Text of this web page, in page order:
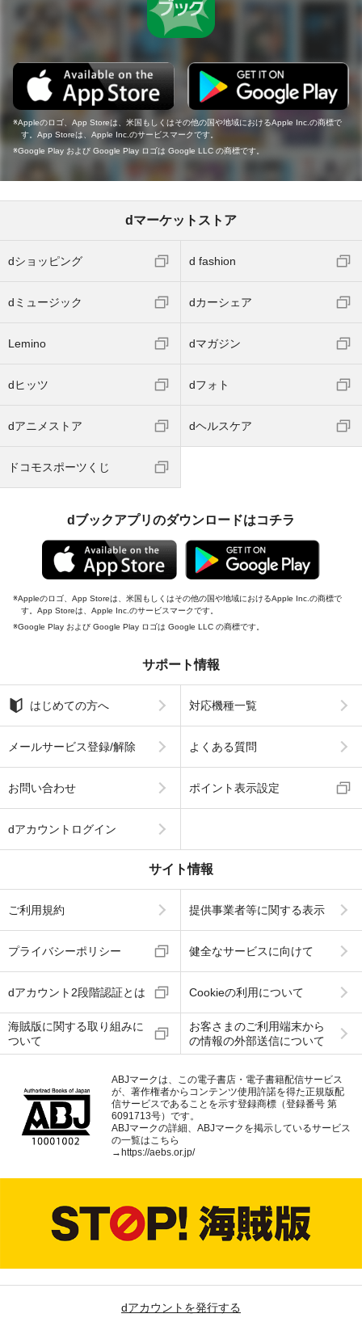
Appleのロゴ、App Storeは、米国もしくはその他の国や地域におけるApple Inc.の商標で
す。App Storeは、Apple Inc.のサービスマークです。
Google Play および Google Play ロゴは Google LLC の商標です。
dマーケットストア
dショッピング d fashion
dミュージック dカーシェア
Lemino dマガジン
dヒッツ dフォト
dアニメストア dヘルスケア
ドコモスポーツくじ
dブックアプリのダウンロードはコチラ
Appleのロゴ、App Storeは、米国もしくはその他の国や地域におけるApple Inc.の商標で
す。App Storeは、Apple Inc.のサービスマークです。
Google Play および Google Play ロゴは Google LLC の商標です。
サポート情報
はじめての方へ 対応機種一覧
メールサービス登録/解除 よくある質問
お問い合わせ ポイント表示設定
dアカウントログイン
サイト情報
ご利用規約 提供事業者等に関する表示
プライバシーポリシー 健全なサービスに向けて
dアカウント2段階認証とは Cookieの利用について
海賊版に関する取り組みに
ついて
お客さまのご利用端末から
の情報の外部送信について
ABJマークは、この電子書店・電子書籍配信サービス
が、著作権者からコンテンツ使用許諾を得た正規版配
信サービスであることを示す登録商標（登録番号 第
6091713号）です。
ABJマークの詳細、ABJマークを掲示しているサービス
の一覧はこちら
→ https://aebs.or.jp/
dアカウントを発行する